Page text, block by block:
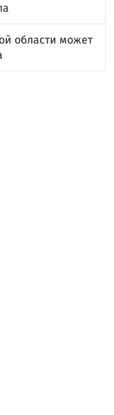
области может